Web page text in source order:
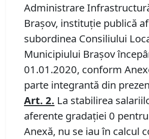
Administrare
Brașov, instituţie publică
subordinea Consiliului
Municipiului Braşov
01.01.2020, conform
parte integrantă din
Art. 2. La stabilirea
aferente gradaţiei 0
Anexă, nu se iau în calcul